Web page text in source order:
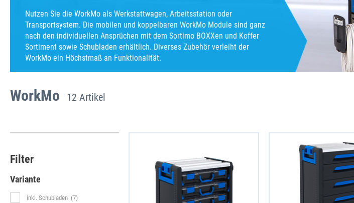
Nutzen Sie die WorkMo als Werkstattwagen, Arbeitsstation oder
Transportsystem. Die mobilen und koppelbaren WorkMo Module sind ganz
nach den individuellen Ansprüchen mit dem Sortimo BOXXen und Koffer
Sortiment sowie Schubladen erhältlich. Diverses Zubehör verleiht der
WorkMo ein Höchstmaß an Funktionalität.
WorkMo 12 Artikel
Filter
Variante
inkl. Schubladen (7)